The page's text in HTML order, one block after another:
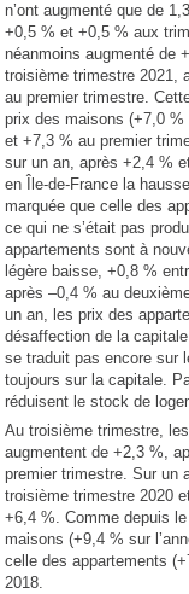
n’ont augmenté que de
+0,5 % et +0,5 % aux
néanmoins augmenté de
troisième trimestre 2021,
au premier trimestre.
prix des maisons (+7,0
et +7,3 % au premier
sur un an, après +2,4 %
en Île-de-France la
marquée que celle des
ce qui ne s’était pas
appartements sont à
légère baisse, +0,8 %
après –0,4 % au
un an, les prix des
désaffection de la
se traduit pas encore sur
toujours sur la capitale.
réduisent le stock de
Au troisième trimestre,
augmentent de +2,3 %,
premier trimestre. Sur un
troisième trimestre 2020
+6,4 %. Comme depuis
maisons (+9,4 % sur
celle des appartements
2018.